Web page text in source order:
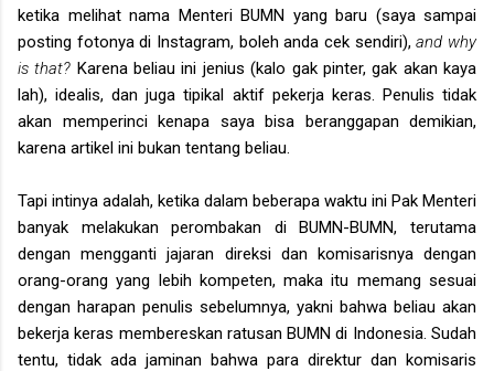
ketika melihat nama Menteri BUMN yang baru (saya sampai
posting fotonya di Instagram, boleh anda cek sendiri),and why
is that? Karena beliau ini jenius (kalo gak pinter, gak akan kaya
lah), idealis, dan juga tipikal aktif pekerja keras. Penulis tidak
akan memperinci kenapa saya bisa beranggapan demikian,
karena artikel ini bukan tentang beliau.
Tapi intinya adalah, ketika dalam beberapa waktu ini Pak Menteri
banyak melakukan perombakan di BUMN-BUMN, terutama
dengan mengganti jajaran direksi dan komisarisnya dengan
orang-orang yang lebih kompeten, maka itu memang sesuai
dengan harapan penulis sebelumnya, yakni bahwa beliau akan
bekerja keras membereskan ratusan BUMN di Indonesia. Sudah
tentu, tidak ada jaminan bahwa para direktur dan komisaris